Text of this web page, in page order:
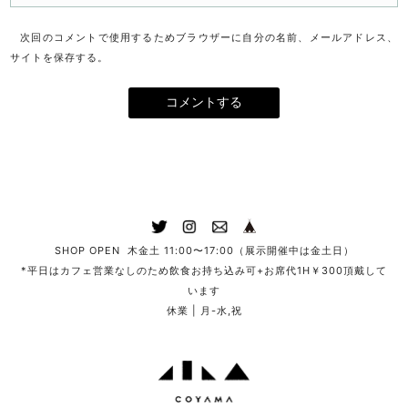
次回のコメントで使用するためブラウザーに自分の名前、メールアドレス、
サイトを保存する。
SHOP OPEN 木金土 11:00〜17:00（展示開催中は金土日）
*平日はカフェ営業なしのため飲食お持ち込み可+お席代1H￥300頂戴して
います
休業 | 月-水,祝